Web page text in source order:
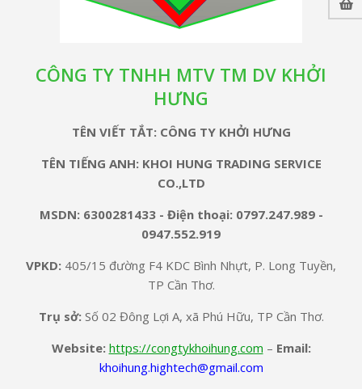
CÔNG TY TNHH MTV TM DV KHỞI
HƯNG
TÊN VIẾT TẮT: CÔNG TY KHỞI HƯNG
TÊN TIẾNG ANH: KHOI HUNG TRADING SERVICE
CO.,LTD
MSDN: 6300281433 - Điện thoại: 0797.247.989 -
0947.552.919
VPKD: 405/15 đường F4 KDC Bình Nhựt, P. Long Tuyền,
TP Cần Thơ.
Trụ sở:Số 02 Đông Lợi A, xã Phú Hữu, TP Cần Thơ.
Website: https://congtykhoihung.com – Email:
khoihung.hightech@gmail.com